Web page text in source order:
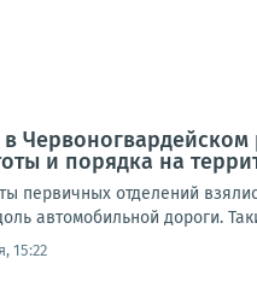
в
и порядка на
первичных отделений
автомобильной дороги.
15:22